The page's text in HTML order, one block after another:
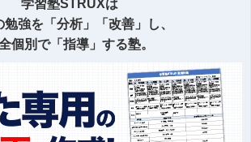
学習塾STRUXは
勉強を「分析」「改善」し、
個別で「指導」する塾。